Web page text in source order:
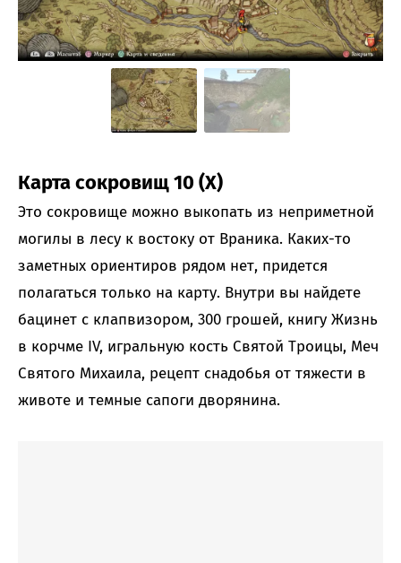
Карта сокровищ 10 (X)
Это сокровище можно выкопать из неприметной
могилы в лесу к востоку от Враника. Каких-то
заметных ориентиров рядом нет, придется
полагаться только на карту. Внутри вы найдете
бацинет с клапвизором, 300 грошей, книгу Жизнь
в корчме IV, игральную кость Святой Троицы, Меч
Святого Михаила, рецепт снадобья от тяжести в
животе и темные сапоги дворянина.